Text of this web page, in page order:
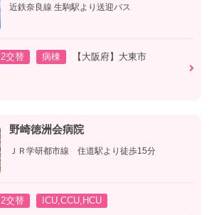
近鉄奈良線 生駒駅より送迎バス
2交替 病棟
【大阪府】大東市
野崎徳洲会病院
ＪＲ学研都市線 住道駅より徒歩15分
2交替
ICU,CCU,HCU